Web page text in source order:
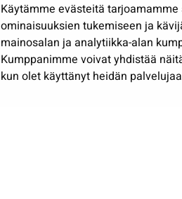
Käytämme evästeitä
ominaisuuksien tukemiseen ja
mainosalan ja analytiikka-alan
Kumppanimme voivat yhdistää
kun olet käyttänyt heidän